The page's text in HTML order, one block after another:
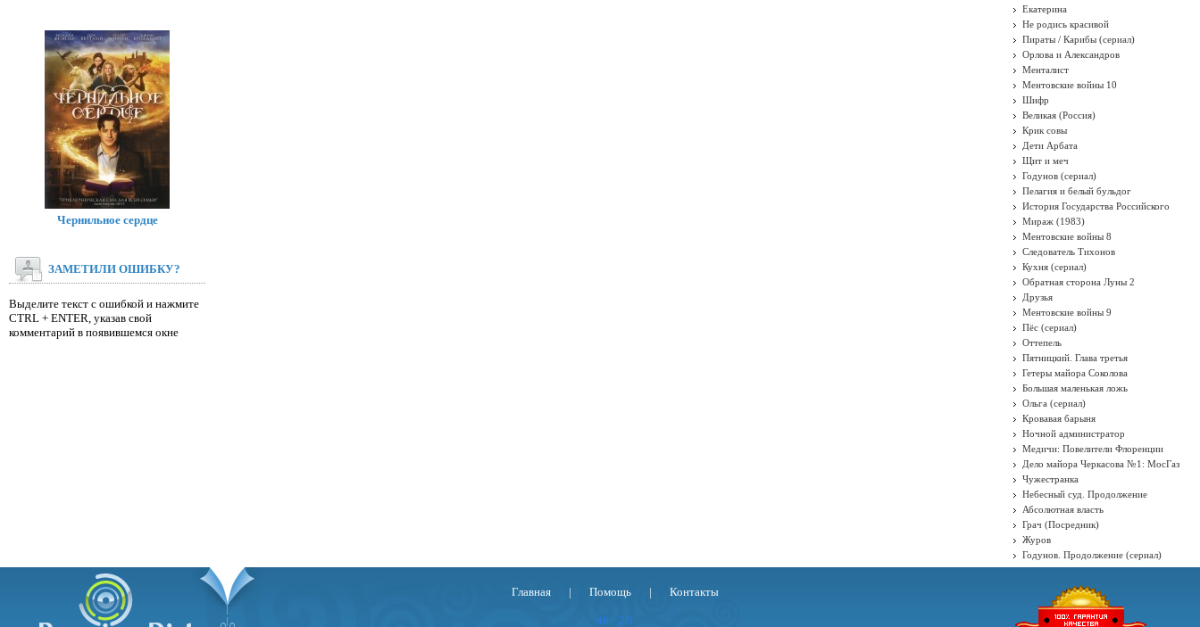
Чернильное сердце
ЗАМЕТИЛИ ОШИБКУ?
Выделите текст с ошибкой и нажмите
CTRL + ENTER, указав свой
комментарий в появившемся окне
Екатерина
Не родись красивой
Пираты / Карибы (сериал)
Орлова и Александров
Менталист
Ментовские войны 10
Шифр
Великая (Россия)
Крик совы
Дети Арбата
Щит и меч
Годунов (сериал)
Пелагия и белый бульдог
История Государства Российского
Мираж (1983)
Ментовские войны 8
Следователь Тихонов
Кухня (сериал)
Обратная сторона Луны 2
Друзья
Ментовские войны 9
Пёс (сериал)
Оттепель
Пятницкий. Глава третья
Гетеры майора Соколова
Большая маленькая ложь
Ольга (сериал)
Кровавая барыня
Ночной администратор
Медичи: Повелители Флоренции
Дело майора Черкасова №1: МосГаз
Чужестранка
Небесный суд. Продолжение
Абсолютная власть
Грач (Посредник)
Журов
Годунов. Продолжение (сериал)
Главная | Помощь | Контакты
46 : 2.9